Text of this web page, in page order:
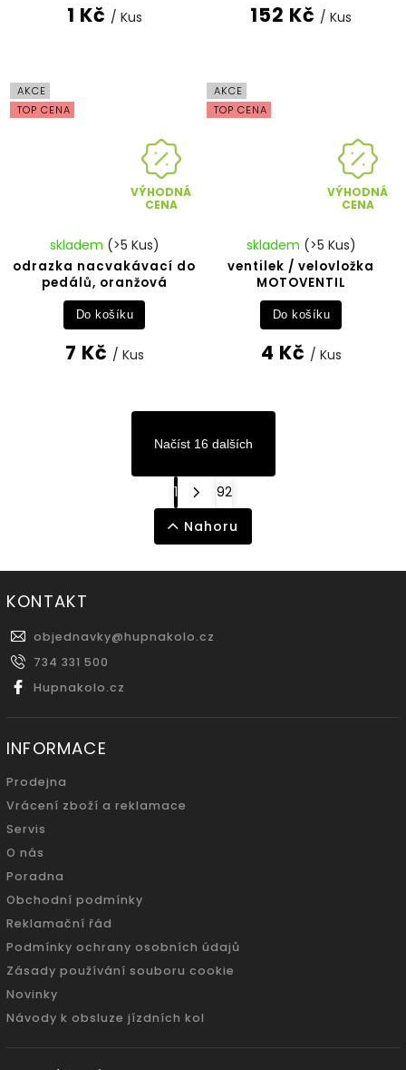
1 Kč / Kus 152 Kč / Kus
AKCE
TOP CENA
VÝHODNÁ
CENA
odrazka nacvakávací do
pedálů, oranžová
skladem (>5 Kus)
7 Kč / Kus
Do košíku
AKCE
TOP CENA
VÝHODNÁ
CENA
ventilek / velovložka
MOTOVENTIL
skladem (>5 Kus)
4 Kč / Kus
Do košíku
Načíst 16 dalších
1
92
Nahoru
KONTAKT
objednavky@hupnakolo.cz
734 331 500
Hupnakolo.cz
INFORMACE
Prodejna
Vrácení zboží a reklamace
Servis
O nás
Poradna
Obchodní podmínky
Reklamační řád
Podmínky ochrany osobních údajů
Zásady používání souboru cookie
Novinky
Návody k obsluze jízdních kol